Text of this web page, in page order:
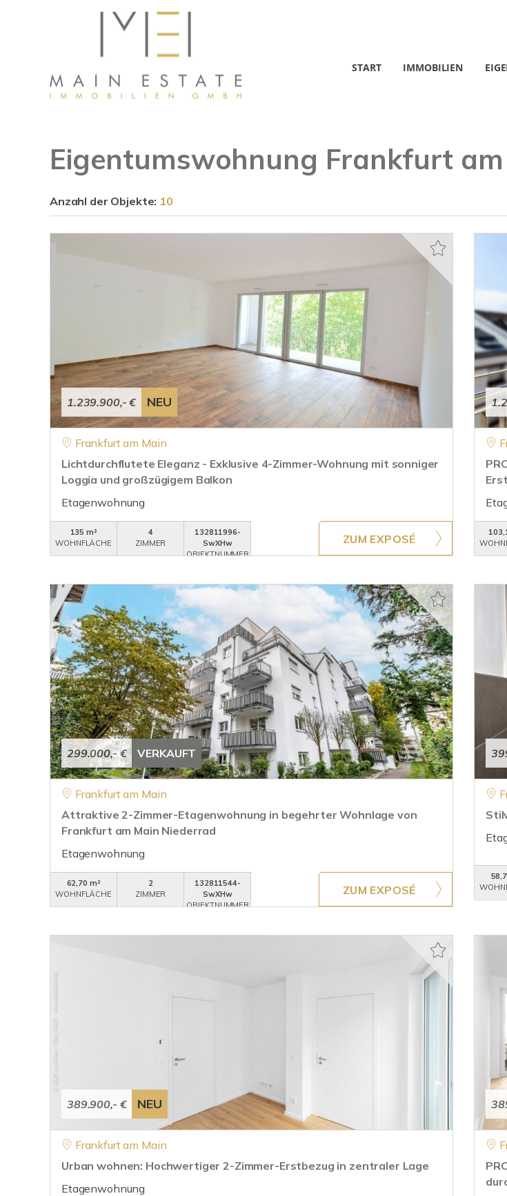
START IMMOBILIEN
Eigentumswohnung Frankfurt
Anzahl der Objekte: 10
1.239.900,- € NEU
Frankfurt am Main
Lichtdurchflutete Eleganz - Exklusive 4-Zimmer-Wohnung mit sonniger
Loggia und großzügigem Balkon
Etagenwohnung
135 m²
WOHNFLÄCHE
4
ZIMMER
132811996-
SwXHw
OBJEKTNUMMER
ZUM EXPOSÉ
299.000,- € VERKAUFT
Frankfurt am Main
Attraktive 2-Zimmer-Etagenwohnung in begehrter Wohnlage von
Frankfurt am Main Niederrad
Etagenwohnung
62,70 m²
WOHNFLÄCHE
2
ZIMMER
132811544-
SwXHw
OBJEKTNUMMER
ZUM EXPOSÉ
389.900,- € NEU
Frankfurt am Main
Urban wohnen: Hochwertiger 2-Zimmer-Erstbezug in zentraler Lage
Etagenwohnung